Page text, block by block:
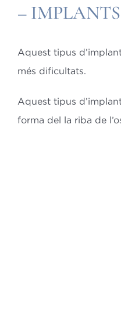
–
Aquest tipus
més dificultats.
Aquest tipus
forma del la riba de